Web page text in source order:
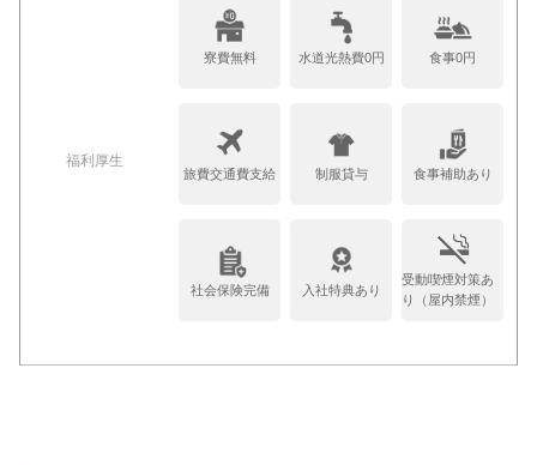
福利厚生
寮費無料 水道光熱費0円 食事0円
旅費交通費支給 制服貸与 食事補助あり
社会保険完備 入社特典あり
受動喫煙対策あ
り（屋内禁煙）